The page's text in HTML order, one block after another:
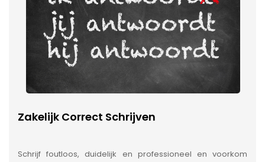
Zakelijk Correct Schrijven
Schrijf foutloos, duidelijk en professioneel en voorkom